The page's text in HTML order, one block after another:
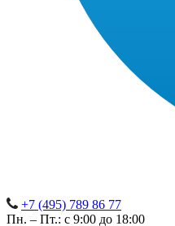
+7 (495) 789 86 77
Пн. – Пт.: с 9:00 до 18:00